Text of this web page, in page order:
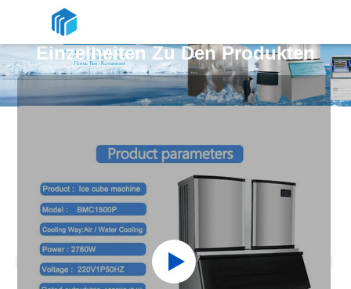
Einzelheiten Zu Den Produkten